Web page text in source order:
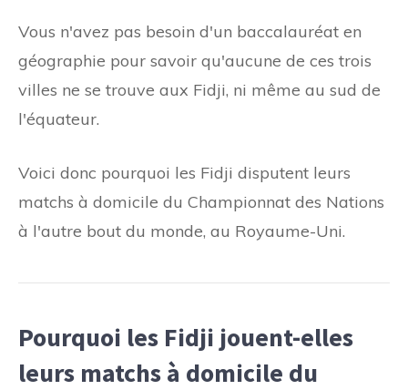
Vous n'avez pas besoin d'un baccalauréat en
géographie pour savoir qu'aucune de ces trois
villes ne se trouve aux Fidji, ni même au sud de
l'équateur.
Voici donc pourquoi les Fidji disputent leurs
matchs à domicile du Championnat des Nations
à l'autre bout du monde, au Royaume-Uni.
Pourquoi les Fidji jouent-elles
leurs matchs à domicile du